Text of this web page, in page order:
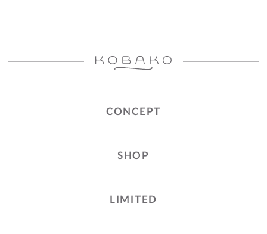
CONCEPT
SHOP
LIMITED